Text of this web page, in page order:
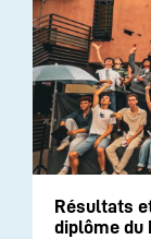
Résultats
diplôme du